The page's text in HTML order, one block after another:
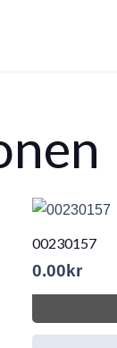
00230157
0.00 kr